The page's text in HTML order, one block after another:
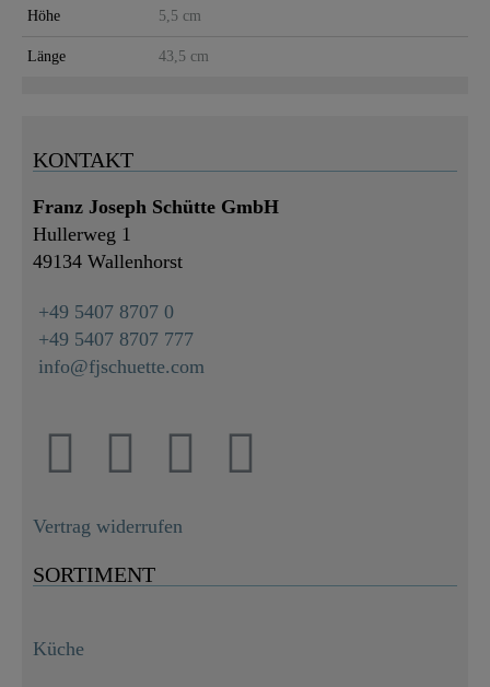
Höhe 5,5 cm
Länge 43,5 cm
KONTAKT
Franz Joseph Schütte GmbH
Hullerweg 1
49134 Wallenhorst
+49 5407 8707 0
+49 5407 8707 777
info@fjschuette.com
Vertrag widerrufen
SORTIMENT
Küche